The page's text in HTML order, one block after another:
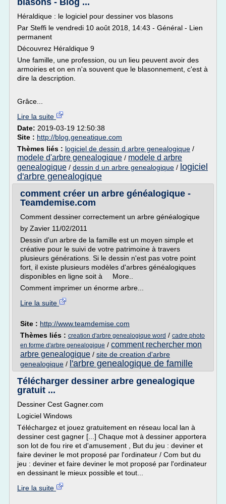
blasons - Blog ...
Héraldique : le logiciel pour dessiner vos blasons
Par Steffi le vendredi 10 août 2018, 14:43 - Général - Lien
permanent
Découvrez Héraldique 9
Une famille, une profession, ou un lieu peuvent avoir des
armoiries et on en n'a souvent que le blasonnement, c'est à
dire la description.
Grâce...
Lire la suite
Date: 2019-03-19 12:50:38
Site : http://blog.geneatique.com
Thèmes liés : logiciel de dessin d arbre genealogique /
modele d'arbre genealogique / modele d arbre
genealogique / dessin d un arbre genealogique / logiciel
d'arbre genealogique
comment créer un arbre généalogique -
Teamdemise.com
Comment dessiner correctement un arbre généalogique
by Zavier 11/02/2011
Dessin d'un arbre de la famille est un moyen simple et
créative pour le suivi de votre patrimoine à travers
plusieurs générations. Si le dessin n'est pas votre point
fort, il existe plusieurs modèles d'arbres généalogiques
disponibles en ligne soit à More..
Comment imprimer un énorme arbre...
Lire la suite
Site : http://www.teamdemise.com
Thèmes liés : creation d'arbre genealogique word / cadre photo
en forme d'arbre genealogique / comment rechercher mon
arbre genealogique / site de creation d'arbre
genealogique / l'arbre genealogique de famille
Télécharger dessiner arbre genealogique
gratuit ...
Dessiner Cest Gagner.com
Logiciel Windows
Téléchargez et jouez gratuitement en réseau local lan à
dessiner cest gagner [...] Chaque mot à dessiner apportera
son lot de fou rire et d'amusement , But du jeu : deviner et
faire deviner le mot proposé par l'ordinateur / Com but du
jeu : deviner et faire deviner le mot proposé par l'ordinateur
en dessinant le mieux possible et tout...
Lire la suite